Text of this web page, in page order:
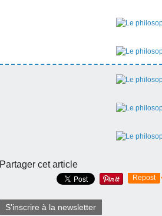
Partager cet article
Repost
S'inscrire à la newsletter